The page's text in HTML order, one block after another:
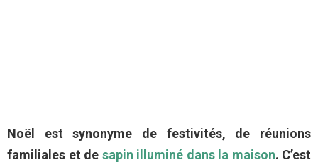
Noël est synonyme de festivités, de réunions
familiales et de sapin illuminé dans la maison. C’est